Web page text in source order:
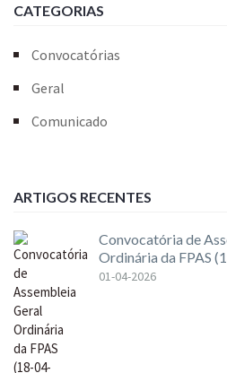
CATEGORIAS
Convocatórias
Geral
Comunicado
ARTIGOS RECENTES
Convocatória de
Ordinária da FPAS
01-04-2026